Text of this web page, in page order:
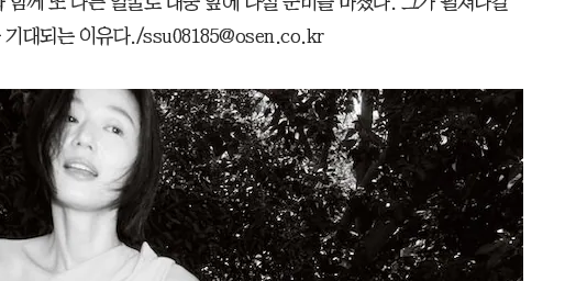
기대되는 이유다./ssu08185@osen.co.kr